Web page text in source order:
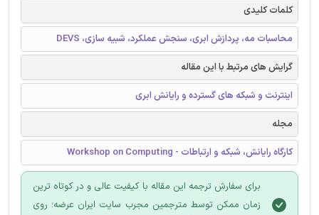
کلمات کلیدی
محاسبات مه، پردازش ابری، سنجش عملکرد، شبیه سازی، DEVS
گرایش های مرتبط با این مقاله
اینترنت و شبکه های گسترده و رایانش ابری
مجله
کارگاه رایانش، شبکه و ارتباطات - Workshop on Computing
برای سفارش ترجمه این مقاله با کیفیت عالی و در کوتاه ترین
زمان ممکن توسط مترجمین مجرب سایت ایران عرضه؛ روی